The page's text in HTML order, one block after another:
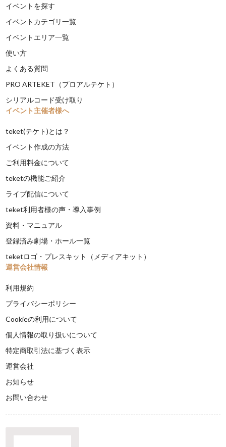
イベントを探す
イベントカテゴリ一覧
イベントエリア一覧
使い方
よくある質問
PRO ARTEKET（プロアルテケト）
シリアルコード受け取り
イベント主催者様へ
teket(テケト)とは？
イベント作成の方法
ご利用料金について
teketの機能ご紹介
ライブ配信について
teket利用者様の声・導入事例
資料・マニュアル
登録済み劇場・ホール一覧
teketロゴ・プレスキット（メディアキット）
運営会社情報
利用規約
プライバシーポリシー
Cookieの利用について
個人情報の取り扱いについて
特定商取引法に基づく表示
運営会社
お知らせ
お問い合わせ